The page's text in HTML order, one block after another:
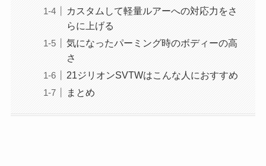
カスタムして軽量ルアーへの対応力をさ
らに上げる
気になったパーミング時のボディーの高
さ
21ジリオンSVTWはこんな人におすすめ
まとめ